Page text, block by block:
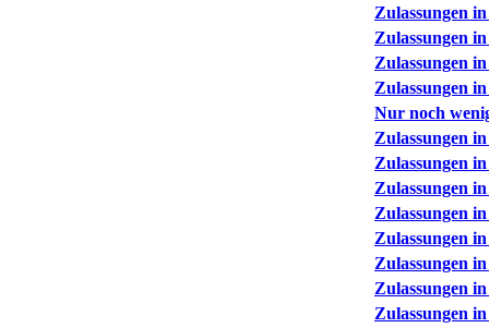
Zulassungen
Zulassungen
Zulassungen
Zulassungen
Nur noch
Zulassungen
Zulassungen
Zulassungen
Zulassungen
Zulassungen
Zulassungen
Zulassungen
Zulassungen